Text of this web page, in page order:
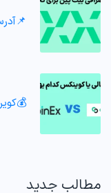
📌آدرس
💰کوین
جدید